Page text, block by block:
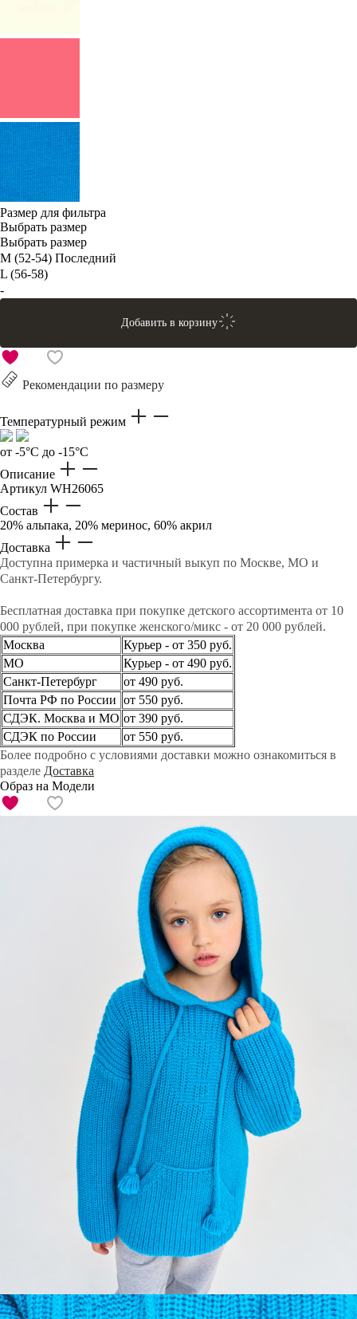
Размер для фильтра
Выбрать размер
Выбрать размер
M (52-54) Последний
L (56-58)
-
Добавить в корзину
Рекомендации по размеру
Температурный режим
от -5°C до -15°C
Описание
Артикул WH26065
Состав
20% альпака, 20% меринос, 60% акрил
Доставка
Доступна примерка и частичный выкуп по Москве, МО и
Санкт-Петербургу.
Бесплатная доставка при покупке детского ассортимента от 10
000 рублей, при покупке женского/микс - от 20 000 рублей.
Москва
Курьер - от 350 руб.
МО
Курьер - от 490 руб.
Санкт-Петербург
от 490 руб.
Почта РФ по России от 550 руб.
СДЭК. Москва и МО от 390 руб.
СДЭК по России
от 550 руб.
Более подробно с условиями доставки можно ознакомиться в
разделе Доставка
Образ на Модели